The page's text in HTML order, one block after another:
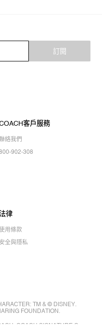
訂閱
客戶服務
絡我們
902-308
律
用條款
安全與隱私
TM & © DISNEY.
FOUNDATION.